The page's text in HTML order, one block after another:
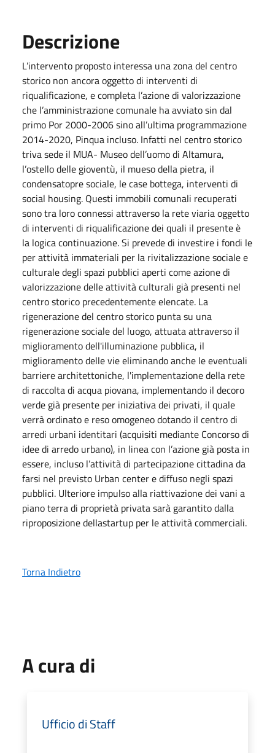
Descrizione
L’intervento proposto interessa una zona del centro
storico non ancora oggetto di interventi di
riqualificazione, e completa l’azione di valorizzazione
che l’amministrazione comunale ha avviato sin dal
primo Por 2000-2006 sino all’ultima programmazione
2014-2020, Pinqua incluso. Infatti nel centro storico
triva sede il MUA- Museo dell’uomo di Altamura,
l’ostello delle gioventù, il mueso della pietra, il
condensatopre sociale, le case bottega, interventi di
social housing. Questi immobili comunali recuperati
sono tra loro connessi attraverso la rete viaria oggetto
di interventi di riqualificazione dei quali il presente è
la logica continuazione. Si prevede di investire i fondi le
per attività immateriali per la rivitalizzazione sociale e
culturale degli spazi pubblici aperti come azione di
valorizzazione delle attività culturali già presenti nel
centro storico precedentemente elencate. La
rigenerazione del centro storico punta su una
rigenerazione sociale del luogo, attuata attraverso il
miglioramento dell'illuminazione pubblica, il
miglioramento delle vie eliminando anche le eventuali
barriere architettoniche, l'implementazione della rete
di raccolta di acqua piovana, implementando il decoro
verde già presente per iniziativa dei privati, il quale
verrà ordinato e reso omogeneo dotando il centro di
arredi urbani identitari (acquisiti mediante Concorso di
idee di arredo urbano), in linea con l’azione già posta in
essere, incluso l’attività di partecipazione cittadina da
farsi nel previsto Urban center e diffuso negli spazi
pubblici. Ulteriore impulso alla riattivazione dei vani a
piano terra di proprietà privata sarà garantito dalla
riproposizione dellastartup per le attività commerciali.
Torna Indietro
A cura di
Ufficio di Staff